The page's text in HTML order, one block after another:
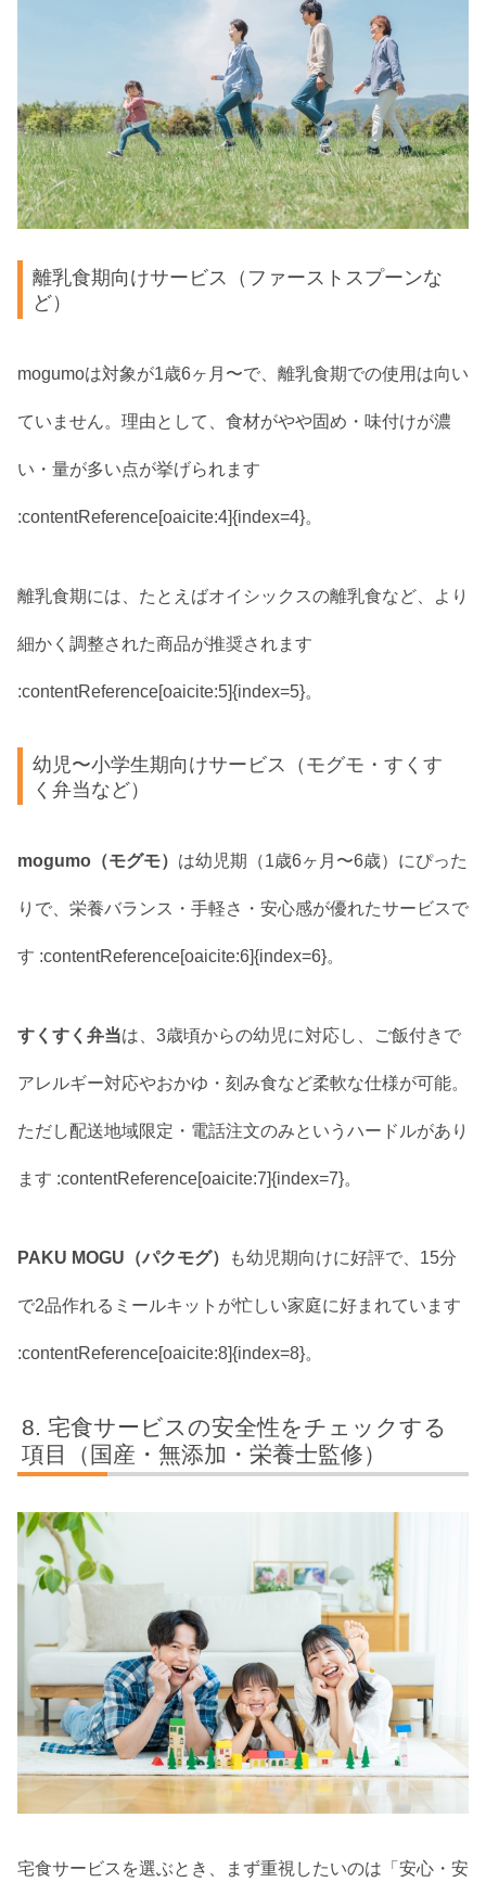
離乳食期向けサービス（ファーストスプーンな
ど）
mogumoは対象が1歳6ヶ月〜で、離乳食期での使用は向い
ていません。理由として、食材がやや固め・味付けが濃
い・量が多い点が挙げられます
:contentReference[oaicite:4]{index=4}。
離乳食期には、たとえばオイシックスの離乳食など、より
細かく調整された商品が推奨されます
:contentReference[oaicite:5]{index=5}。
幼児〜小学生期向けサービス（モグモ・すくす
く弁当など）
mogumo（モグモ） は幼児期（1歳6ヶ月〜6歳）にぴった
りで、栄養バランス・手軽さ・安心感が優れたサービスで
す :contentReference[oaicite:6]{index=6}。
すくすく弁当は、3歳頃からの幼児に対応し、ご飯付きで
アレルギー対応やおかゆ・刻み食など柔軟な仕様が可能。
ただし配送地域限定・電話注文のみというハードルがあり
ます :contentReference[oaicite:7]{index=7}。
PAKU MOGU（パクモグ） も幼児期向けに好評で、15分
で2品作れるミールキットが忙しい家庭に好まれています
:contentReference[oaicite:8]{index=8}。
宅食サービスの安全性をチェックする
項目（国産・無添加・栄養士監修）
宅食サービスを選ぶとき、まず重視したいのは「安心・安